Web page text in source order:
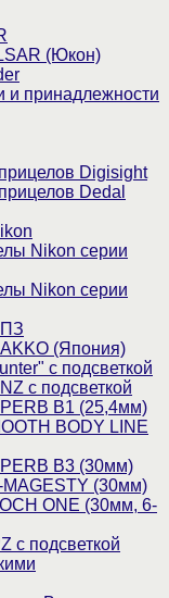
(Юкон)
принадлежности
Digisight
Dedal
Nikon серии
Nikon серии
(Япония)
с подсветкой
с подсветкой
B1 (25,4мм)
BODY LINE
B3 (30мм)
(30мм)
ONE (30мм, 6-
с подсветкой